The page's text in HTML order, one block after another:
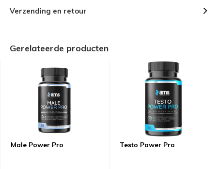
Verzending en retour
Gerelateerde producten
Male Power Pro Testo Power Pro